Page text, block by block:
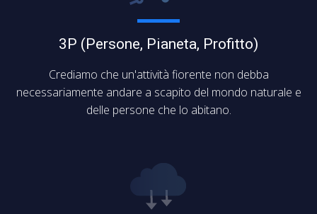
3P (Persone, Pianeta, Profitto)
Crediamo che un'attività fiorente non debba
necessariamente andare a scapito del mondo naturale e
delle persone che lo abitano.